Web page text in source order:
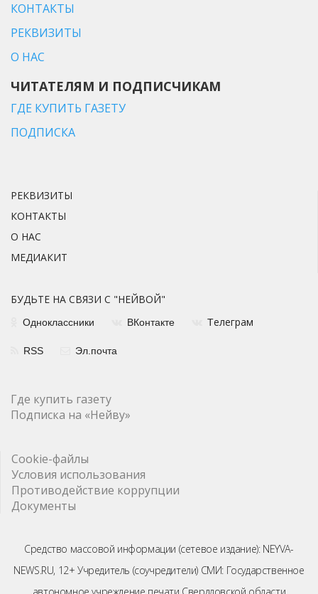
КОНТАКТЫ
РЕКВИЗИТЫ
О НАС
ЧИТАТЕЛЯМ И ПОДПИСЧИКАМ
ГДЕ КУПИТЬ ГАЗЕТУ
ПОДПИСКА
РЕКВИЗИТЫ
КОНТАКТЫ
О НАС
МЕДИАКИТ
БУДЬТЕ НА СВЯЗИ С "НЕЙВОЙ"
Одноклассники ВКонтакте Телеграм
RSS Эл.почта
Где купить газету
Подписка на «Нейву»
Cookie-файлы
Условия использования
Противодействие коррупции
Документы
Средство массовой информации (сетевое издание): NEYVA-
NEWS.RU, 12+ Учредитель (соучредители) СМИ: Государственное